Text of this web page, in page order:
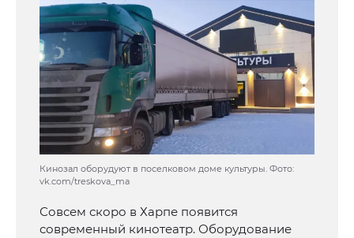
Кинозал оборудуют в поселковом доме культуры. Фото:
vk.com/treskova_ma
Совсем скоро в Харпе появится
современный кинотеатр. Оборудование